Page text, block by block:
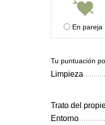
En pareja
Tu puntuación
Limpieza
Trato del
Entorno